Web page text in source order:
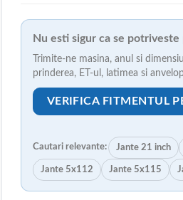
Nu esti sigur ca se potriveste
Trimite-ne masina, anul si
prinderea, ET-ul, latimea si
VERIFICA FITMENTUL
Cautari relevante: Jante 21 inch
Jante 5x112 Jante 5x115